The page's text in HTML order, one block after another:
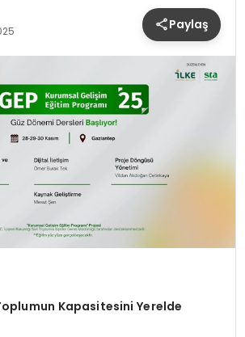
Paylaş
Kapasitesini Yerelde